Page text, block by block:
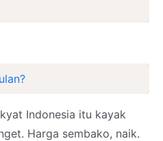
Indonesia itu kayak
Harga sembako, naik.